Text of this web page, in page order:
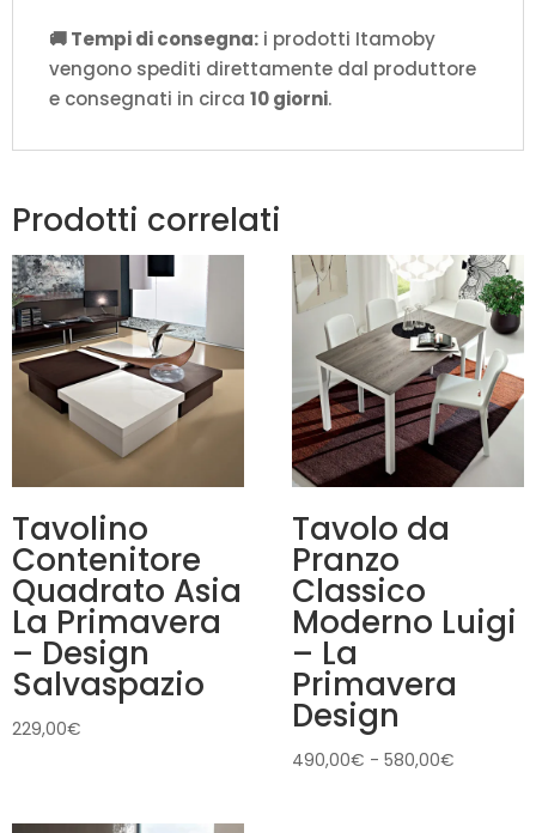
🚚 Tempi di consegna: i prodotti Itamoby
vengono spediti direttamente dal produttore
e consegnati in circa 10 giorni.
Prodotti correlati
Tavolino
Contenitore
Quadrato Asia
La Primavera
– Design
Salvaspazio
229,00€
Tavolo da
Pranzo
Classico
Moderno Luigi
– La
Primavera
Design
490,00€ - 580,00€